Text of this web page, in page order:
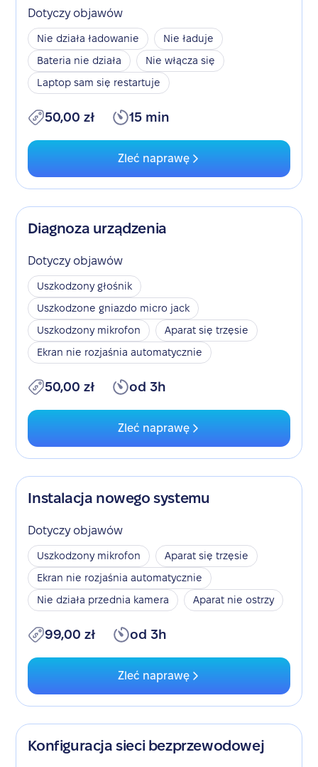
Dotyczy objawów
Nie działa ładowanie
Nie ładuje
Bateria nie działa
Nie włącza się
Laptop sam się restartuje
50,00 zł 15 min
Zleć naprawę
Diagnoza urządzenia
Dotyczy objawów
Uszkodzony głośnik
Uszkodzone gniazdo micro jack
Uszkodzony mikrofon
Aparat się trzęsie
Ekran nie rozjaśnia automatycznie
50,00 zł od 3h
Zleć naprawę
Instalacja nowego systemu
Dotyczy objawów
Uszkodzony mikrofon
Aparat się trzęsie
Ekran nie rozjaśnia automatycznie
Nie działa przednia kamera
Aparat nie ostrzy
99,00 zł od 3h
Zleć naprawę
Konfiguracja sieci bezprzewodowej